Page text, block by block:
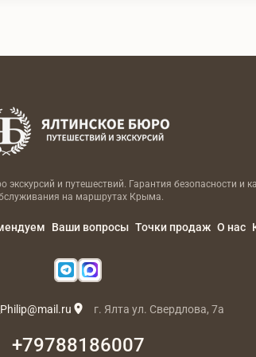
и путешествий. Гарантия безопасности и
на маршрутах Крыма.
Ваши вопросы Точки продаж О нас
г. Ялта ул. Свердлова, 7а
+79788186007